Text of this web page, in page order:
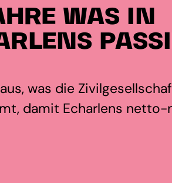
WAS IN
was die
damit Echarlens netto-